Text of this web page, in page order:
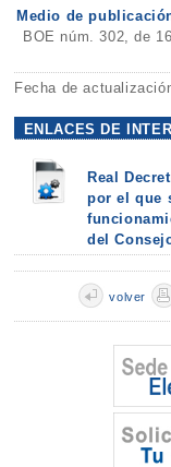
Medio de
BOE núm. 302, de
Fecha de
ENLACES DE
Real
por el que
del
volver